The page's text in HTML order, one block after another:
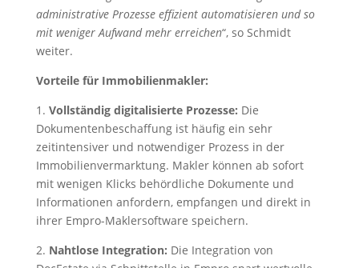
administrative Prozesse effizient automatisieren und so
mit weniger Aufwand mehr erreichen“, so Schmidt
weiter.
Vorteile für Immobilienmakler:
1. Vollständig digitalisierte Prozesse: Die
Dokumentenbeschaffung ist häufig ein sehr
zeitintensiver und notwendiger Prozess in der
Immobilienvermarktung. Makler können ab sofort
mit wenigen Klicks behördliche Dokumente und
Informationen anfordern, empfangen und direkt in
ihrer Empro-Maklersoftware speichern.
2. Nahtlose Integration: Die Integration von